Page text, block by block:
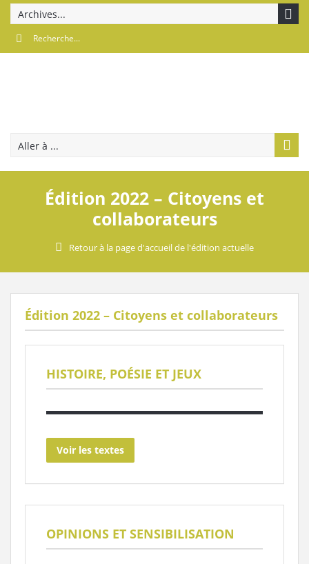
Archives...
Aller à ...
Édition 2022 – Citoyens et
collaborateurs
Retour à la page d'accueil de l'édition actuelle
Édition 2022 – Citoyens et collaborateurs
HISTOIRE, POÉSIE ET JEUX
Voir les textes
OPINIONS ET SENSIBILISATION